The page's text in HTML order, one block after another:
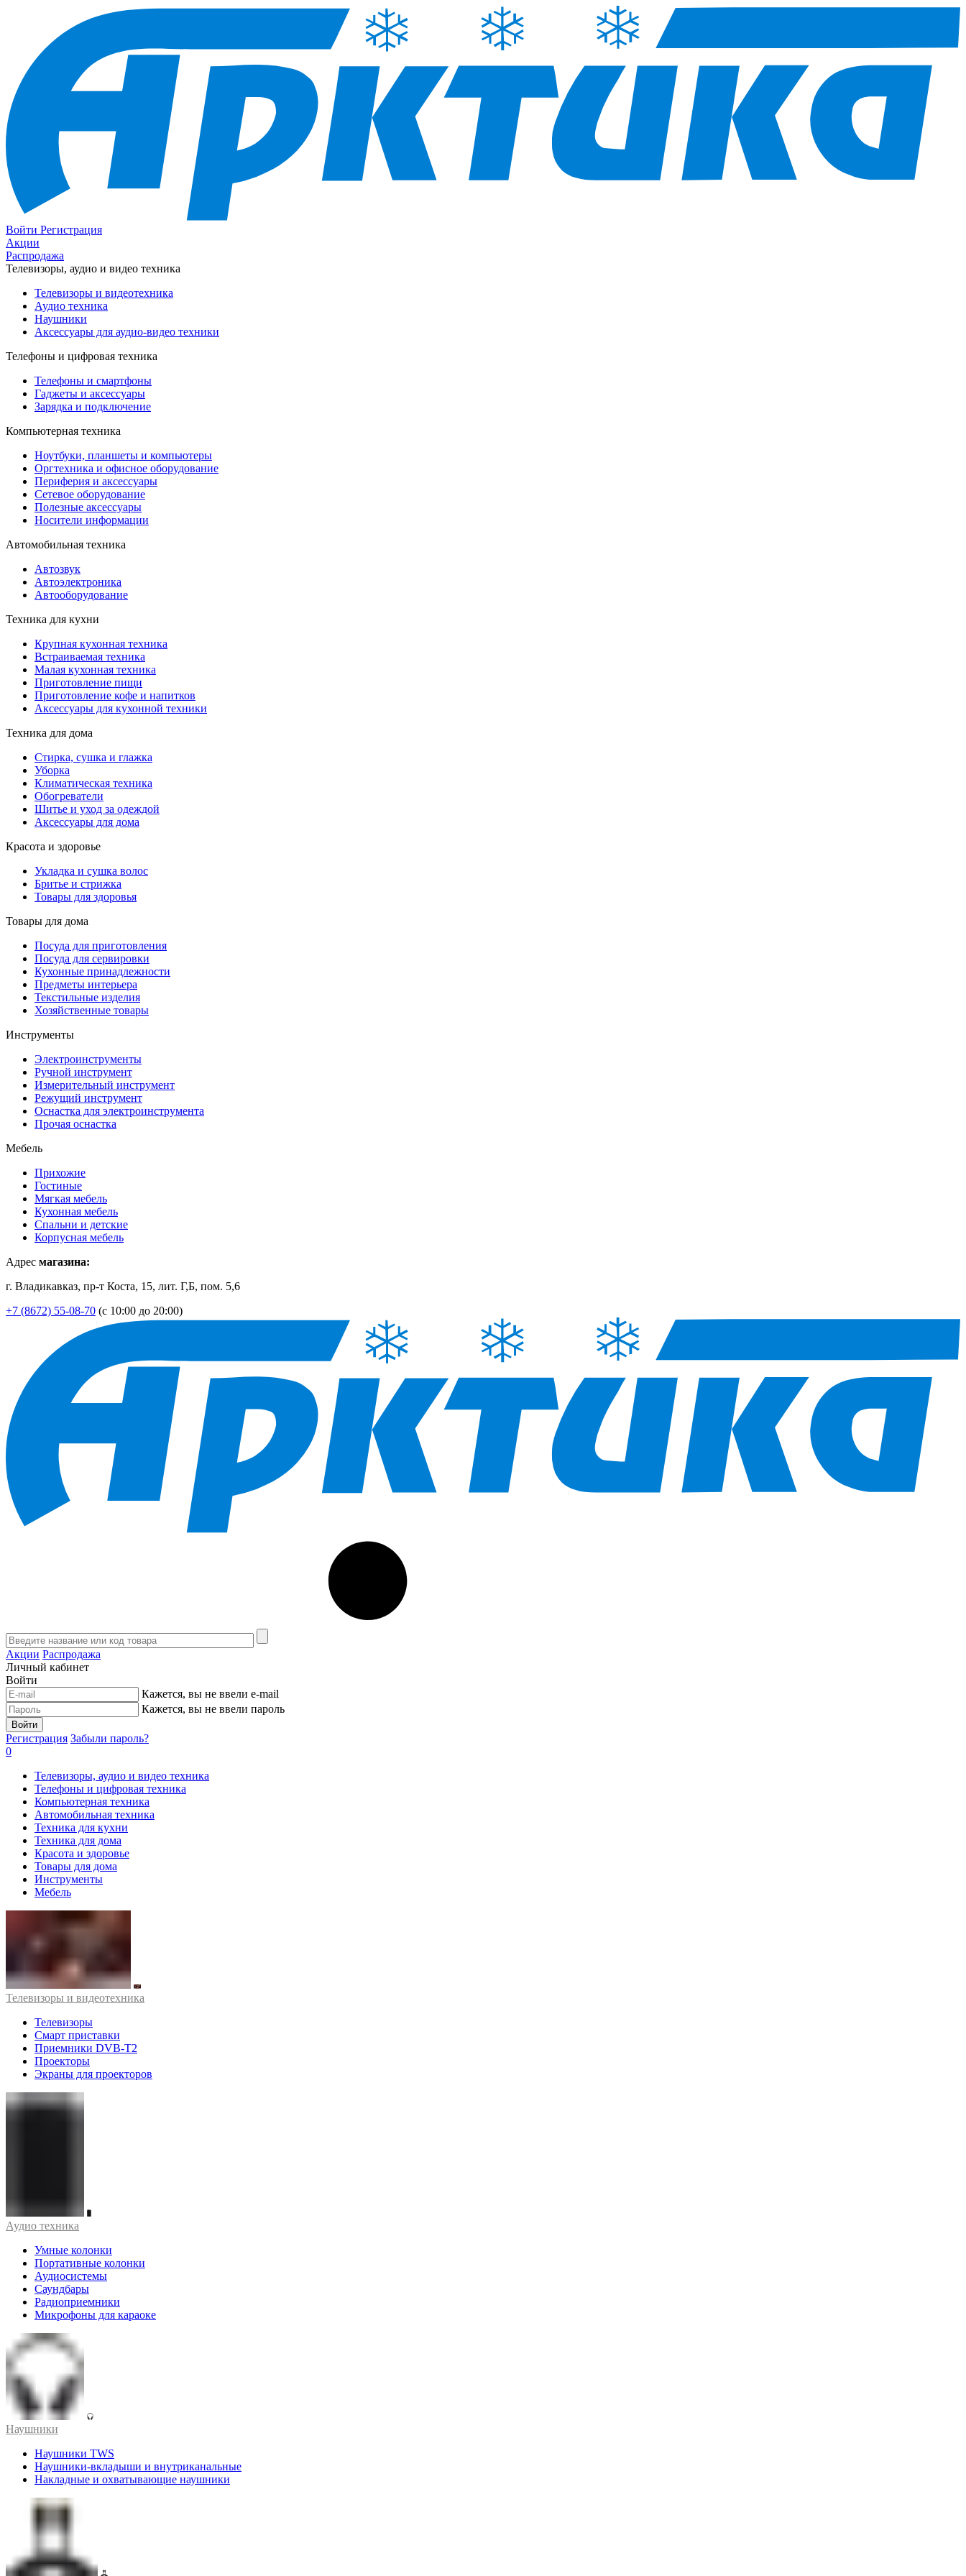
Войти Регистрация
Акции
Распродажа
Телевизоры, аудио и видео техника
Телевизоры и видеотехника
Аудио техника
Наушники
Аксессуары для аудио-видео техники
Телефоны и цифровая техника
Телефоны и смартфоны
Гаджеты и аксессуары
Зарядка и подключение
Компьютерная техника
Ноутбуки, планшеты и компьютеры
Оргтехника и офисное оборудование
Периферия и аксессуары
Cетевое оборудование
Полезные аксессуары
Носители информации
Автомобильная техника
Автозвук
Автоэлектроника
Автооборудование
Техника для кухни
Крупная кухонная техника
Встраиваемая техника
Малая кухонная техника
Приготовление пищи
Приготовление кофе и напитков
Аксессуары для кухонной техники
Техника для дома
Стирка, сушка и глажка
Уборка
Климатическая техника
Обогреватели
Шитье и уход за одеждой
Аксессуары для дома
Красота и здоровье
Укладка и сушка волос
Бритье и стрижка
Товары для здоровья
Товары для дома
Посуда для приготовления
Посуда для сервировки
Кухонные принадлежности
Предметы интерьера
Текстильные изделия
Хозяйственные товары
Инструменты
Электроинструменты
Ручной инструмент
Измерительный инструмент
Режущий инструмент
Оснастка для электроинструмента
Прочая оснастка
Мебель
Прихожие
Гостиные
Мягкая мебель
Кухонная мебель
Спальни и детские
Корпусная мебель
Адрес магазина:
г. Владикавказ, пр-т Коста, 15, лит. Г,Б, пом. 5,6
+7 (8672) 55-08-70 (с 10:00 до 20:00)
Акции Распродажа
Личный кабинет
Войти
Кажется, вы не ввели e-mail
Кажется, вы не ввели пароль
Войти
Регистрация Забыли пароль?
0
Телевизоры, аудио и видео техника
Телефоны и цифровая техника
Компьютерная техника
Автомобильная техника
Техника для кухни
Техника для дома
Красота и здоровье
Товары для дома
Инструменты
Мебель
Телевизоры и видеотехника
Телевизоры
Смарт приставки
Приемники DVB-T2
Проекторы
Экраны для проекторов
Аудио техника
Умные колонки
Портативные колонки
Аудиосистемы
Саундбары
Радиоприемники
Микрофоны для караоке
Наушники
Наушники TWS
Наушники-вкладыши и внутриканальные
Накладные и охватывающие наушники